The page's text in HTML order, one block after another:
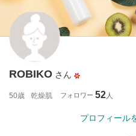
ROBIKO さん
50歳 乾燥肌 フォロワー 52
プロフィール